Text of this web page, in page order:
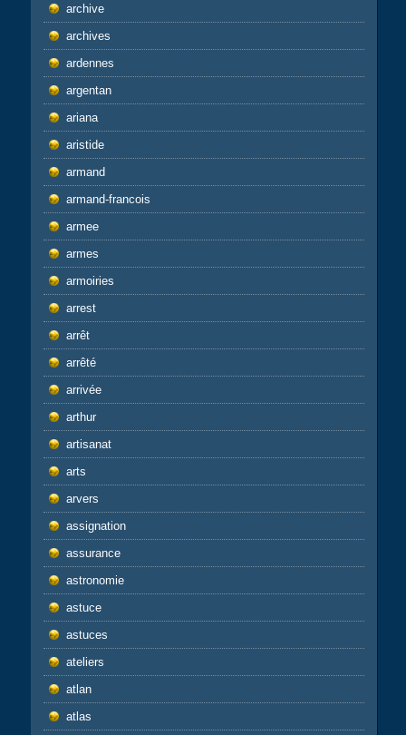
archive
archives
ardennes
argentan
ariana
aristide
armand
armand-francois
armee
armes
armoiries
arrest
arrêt
arrêté
arrivée
arthur
artisanat
arts
arvers
assignation
assurance
astronomie
astuce
astuces
ateliers
atlan
atlas